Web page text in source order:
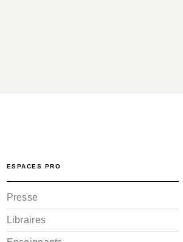
ESPACES PRO
Presse
Libraires